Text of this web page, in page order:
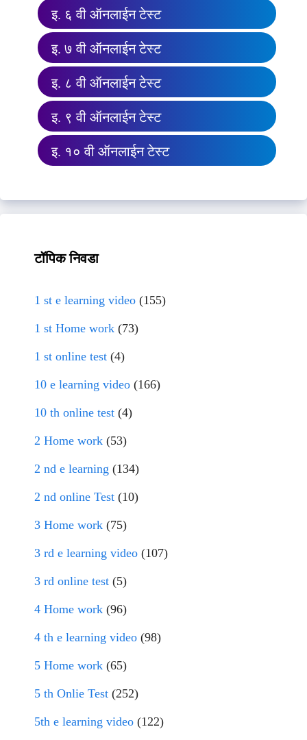
इ. ६ वी ऑनलाईन टेस्ट
इ. ७ वी ऑनलाईन टेस्ट
इ. ८ वी ऑनलाईन टेस्ट
इ. ९ वी ऑनलाईन टेस्ट
इ. १० वी ऑनलाईन टेस्ट
टॉपिक निवडा
1 st e learning video (155)
1 st Home work (73)
1 st online test (4)
10 e learning video (166)
10 th online test (4)
2 Home work (53)
2 nd e learning (134)
2 nd online Test (10)
3 Home work (75)
3 rd e learning video (107)
3 rd online test (5)
4 Home work (96)
4 th e learning video (98)
5 Home work (65)
5 th Onlie Test (252)
5th e learning video (122)